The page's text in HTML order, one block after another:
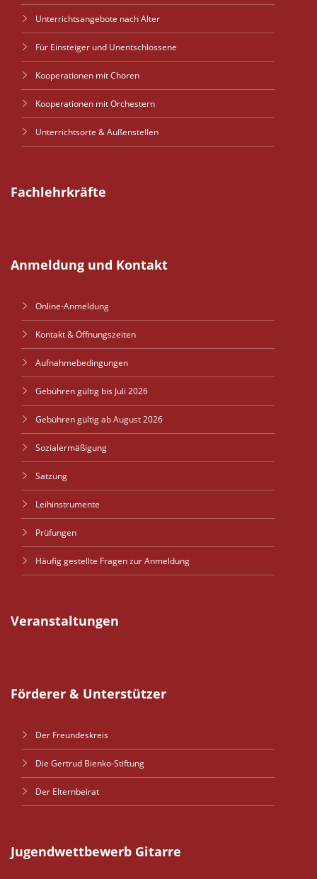
Unterrichtsangebote nach Alter
Für Einsteiger und Unentschlossene
Kooperationen mit Chören
Kooperationen mit Orchestern
Unterrichtsorte & Außenstellen
Fachlehrkräfte
Anmeldung und Kontakt
Online-Anmeldung
Kontakt & Öffnungszeiten
Aufnahmebedingungen
Gebühren gültig bis Juli 2026
Gebühren gültig ab August 2026
Sozialermäßigung
Satzung
Leihinstrumente
Prüfungen
Häufig gestellte Fragen zur Anmeldung
Veranstaltungen
Förderer & Unterstützer
Der Freundeskreis
Die Gertrud Bienko-Stiftung
Der Elternbeirat
Jugendwettbewerb Gitarre